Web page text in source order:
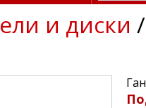
и диски